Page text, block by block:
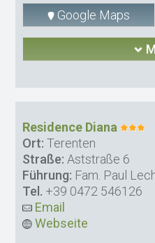
Google Maps
Residence Diana
Ort: Terenten
Straße: Aststraße 6
Führung: Fam. Paul
Tel. +39 0472 546126
Email
Webseite